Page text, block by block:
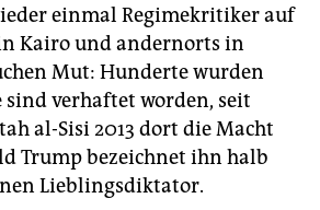
einmal Regimekritiker auf
Kairo und andernorts in
Mut: Hunderte wurden
sind verhaftet worden, seit
al-Sisi 2013 dort die Macht
Trump bezeichnet ihn halb
Lieblingsdiktator.